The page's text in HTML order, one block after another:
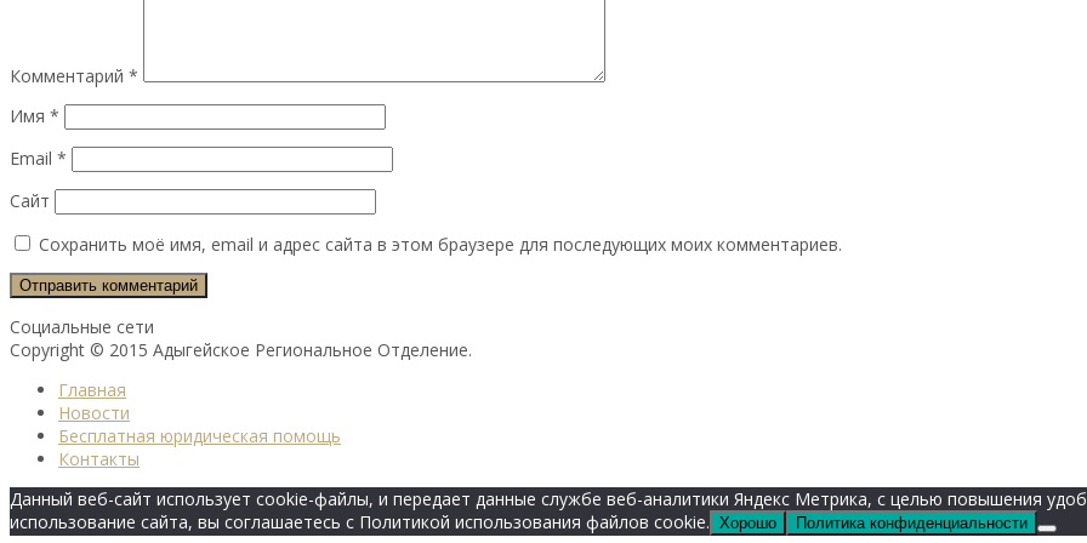
Комментарий *
Имя *
Email *
Сайт
Сохранить моё имя, email и адрес сайта в этом браузере для последующих моих комментариев.
Социальные сети
Copyright © 2015 Адыгейское Региональное Отделение.
Главная
Новости
Бесплатная юридическая помощь
Контакты
Данный веб-сайт использует cookie-файлы, и передает данные службе веб-аналитики Яндекс Метрика, с целью повышения
использование сайта, вы соглашаетесь с Политикой использования файлов cookie. Хорошо Политика конфиденциальности